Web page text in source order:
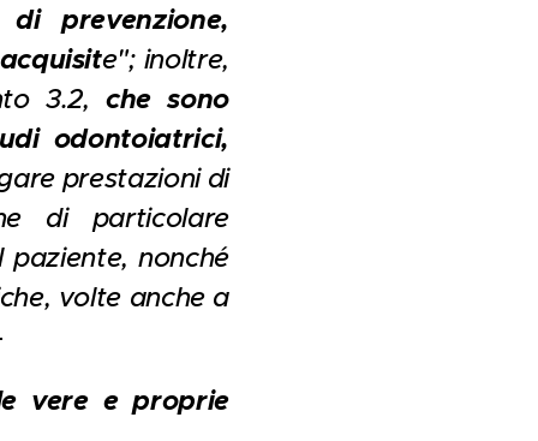
prevenzione,
e"; inoltre,
3.2, che sono
odontoiatrici,
prestazioni di
di particolare
nonché
volte anche a
vere e proprie